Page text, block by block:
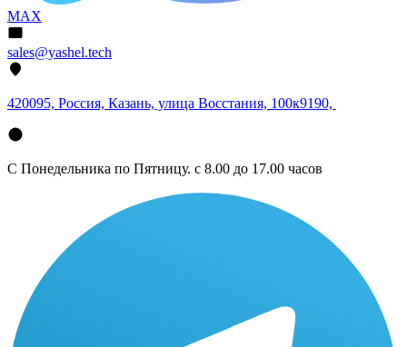
MAX
sales@yashel.tech
420095, Россия, Казань, улица Восстания, 100к9190,
С Понедельника по Пятницу. с 8.00 до 17.00 часов